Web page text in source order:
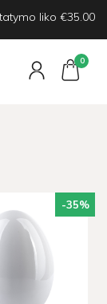
liko €35.00
0
-35%